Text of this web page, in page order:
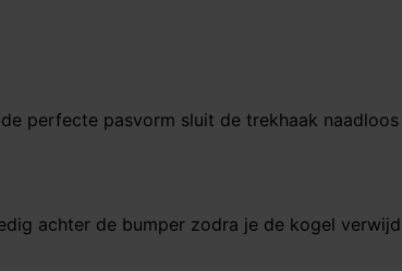
perfecte pasvorm sluit de trekhaak
achter de bumper zodra je de kogel